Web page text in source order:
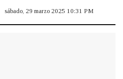
sábado, 29 marzo 2025 10:31 PM